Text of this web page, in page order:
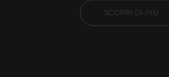
SCOPRI DI PIÙ